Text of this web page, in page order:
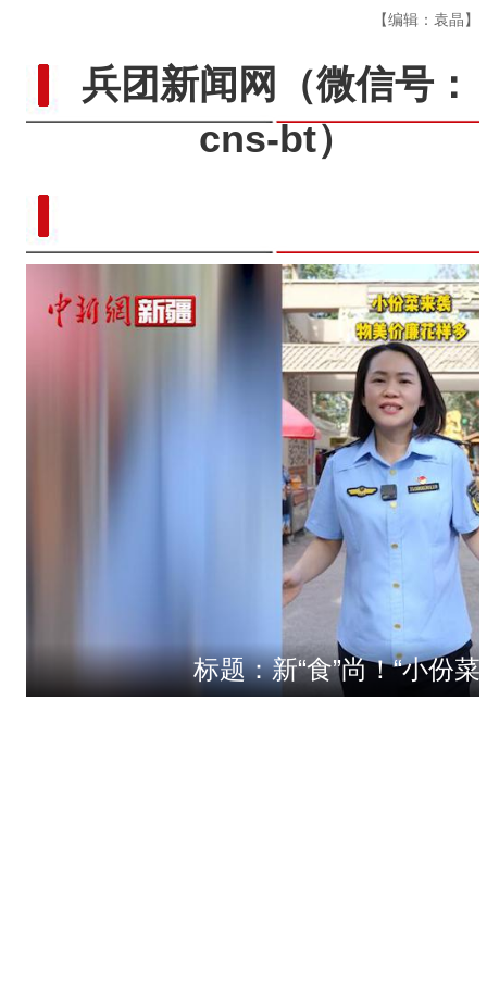
【编辑：袁晶】
兵团新闻网
（微信号：
cns-bt）
标题：新“食”尚！“小份